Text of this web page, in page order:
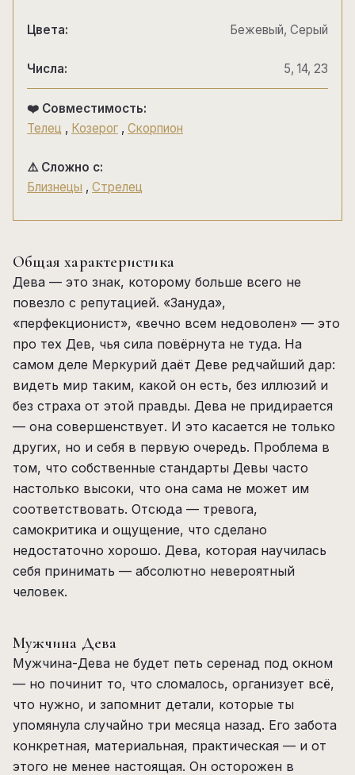
Общая характеристика
Дева — это знак, которому больше всего не
повезло с репутацией. «Зануда»,
«перфекционист», «вечно всем недоволен» — это
про тех Дев, чья сила повёрнута не туда. На
самом деле Меркурий даёт Деве редчайший дар:
видеть мир таким, какой он есть, без иллюзий и
без страха от этой правды. Дева не придирается
— она совершенствует. И это касается не только
других, но и себя в первую очередь. Проблема в
том, что собственные стандарты Девы часто
настолько высоки, что она сама не может им
соответствовать. Отсюда — тревога,
самокритика и ощущение, что сделано
недостаточно хорошо. Дева, которая научилась
себя принимать — абсолютно невероятный
человек.
Мужчина Дева
Мужчина-Дева не будет петь серенад под окном
— но починит то, что сломалось, организует всё,
что нужно, и запомнит детали, которые ты
упомянула случайно три месяца назад. Его забота
конкретная, материальная, практическая — и от
этого не менее настоящая. Он осторожен в
Цвета: Бежевый, Серый
Числа: 5, 14, 23
❤️ Совместимость:
Телец , Козерог , Скорпион
⚠️ Сложно с:
Близнецы , Стрелец